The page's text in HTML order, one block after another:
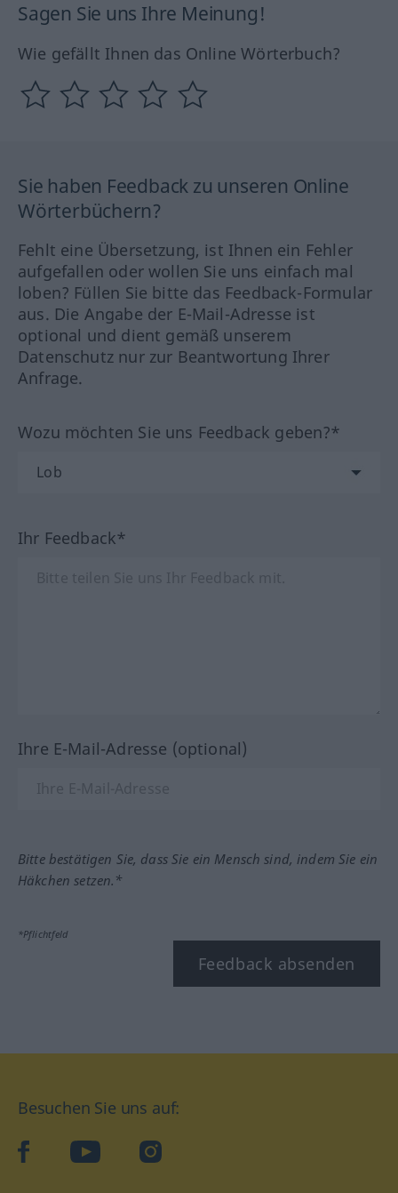
Sagen Sie uns Ihre Meinung!
Wie gefällt Ihnen das Online Wörterbuch?
Sie haben Feedback zu unseren Online
Wörterbüchern?
Fehlt eine Übersetzung, ist Ihnen ein Fehler
aufgefallen oder wollen Sie uns einfach mal
loben? Füllen Sie bitte das Feedback-Formular
aus. Die Angabe der E-Mail-Adresse ist
optional und dient gemäß unserem
Datenschutz nur zur Beantwortung Ihrer
Anfrage.
Wozu möchten Sie uns Feedback geben?*
Ihr Feedback*
Ihre E-Mail-Adresse (optional)
Bitte bestätigen Sie, dass Sie ein Mensch sind, indem Sie ein
Häkchen setzen.*
*Pflichtfeld
Feedback absenden
Besuchen Sie uns auf:
facebookYouTube Instagram